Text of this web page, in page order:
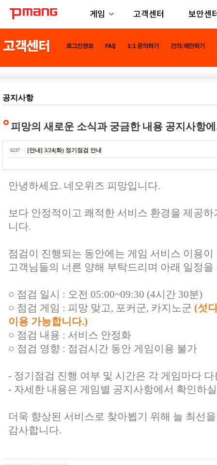
게임 고객센터 보안센
공지사항
피망의 새로운 소식과 궁금한 내용 공지사항
6237 [안내] 3/24(화) 정기점검 안내
안녕하세요. 네오위즈 피망입니다.
보다 안정적이고 쾌적한 서비스 환경을 제공
니다.
점검이 진행되는 동안에는 게임 서비스 이용
고객님들의 너른 양해 부탁드리며 아래 일정
○ 점검 일시 : 오전 05:00~09:30 (4시간 30분)
○ 점검 게임 : 피망 맞고, 포커군, 카지노군 (섯
이용 가능합니다.)
○ 점검 내용 : 서비스 안정화
○ 점검 영향 : 점검시간 동안 게임이용 불가
- 정기점검 진행 여부 및 시간은 각 게임마다
- 자세한 내용은 게임별 공지사항에서 확인하
더욱 향상된 서비스로 찾아뵙기 위해 늘 최선
감사합니다.